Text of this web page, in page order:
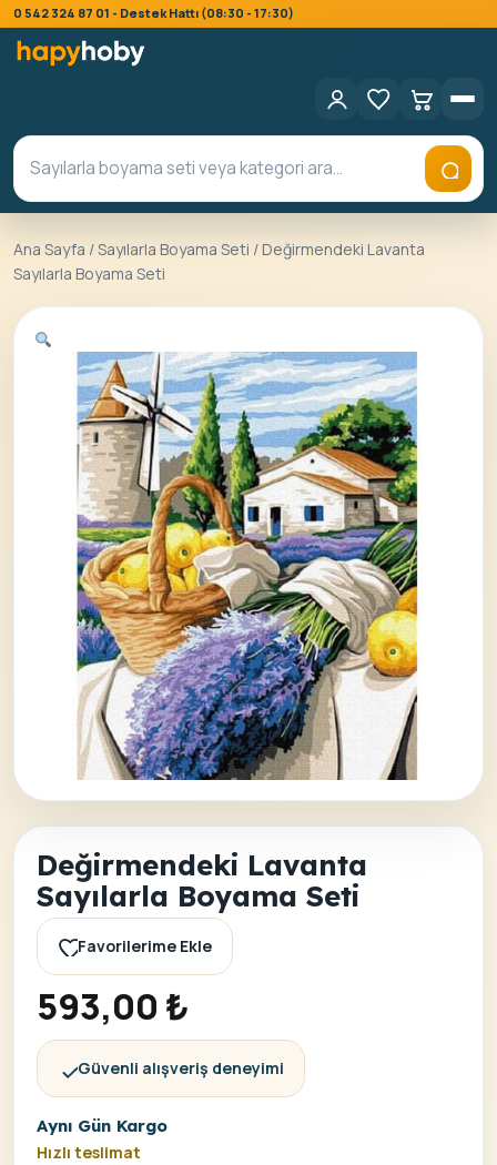
0 542 324 87 01 - Destek Hattı (08:30 - 17:30)
Ana Sayfa /Sayılarla Boyama Seti / Değirmendeki Lavanta
Sayılarla Boyama Seti
Değirmendeki Lavanta
Sayılarla Boyama Seti
Favorilerime Ekle
593,00 ₺
Güvenli alışveriş deneyimi
Aynı Gün Kargo
Hızlı teslimat